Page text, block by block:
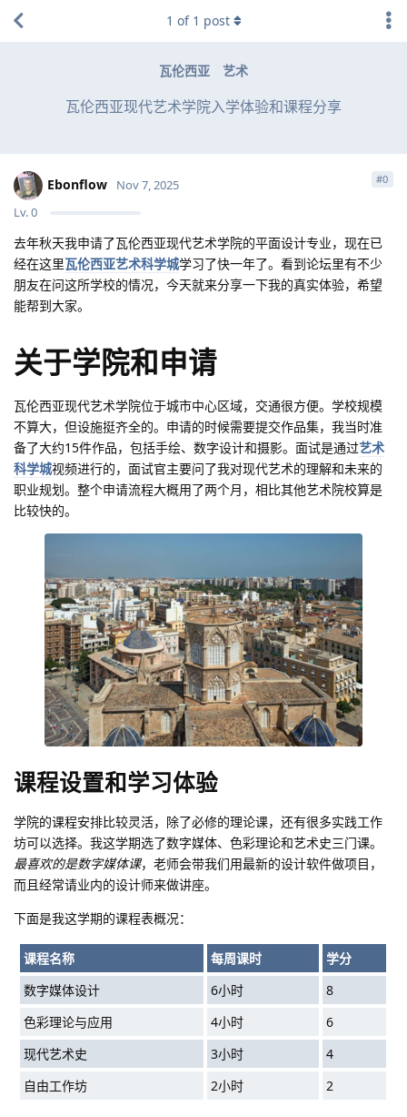
瓦伦西亚 艺术
瓦伦西亚现代艺术学院入学体验和课程分享
1 of 1 post
Ebonflow
Lv.0
Nov 7, 2025 #0
去年秋天我申请了瓦伦西亚现代艺术学院的平面设计专业，现在已
经在这里瓦伦西亚艺术科学城学习了快一年了。看到论坛里有不少
朋友在问这所学校的情况，今天就来分享一下我的真实体验，希望
能帮到大家。
关于学院和申请
瓦伦西亚现代艺术学院位于城市中心区域，交通很方便。学校规模
不算大，但设施挺齐全的。申请的时候需要提交作品集，我当时准
备了大约15件作品，包括手绘、数字设计和摄影。面试是通过艺术
科学城视频进行的，面试官主要问了我对现代艺术的理解和未来的
职业规划。整个申请流程大概用了两个月，相比其他艺术院校算是
比较快的。
课程设置和学习体验
学院的课程安排比较灵活，除了必修的理论课，还有很多实践工作
坊可以选择。我这学期选了数字媒体、色彩理论和艺术史三门课。
最喜欢的是数字媒体课，老师会带我们用最新的设计软件做项目，
而且经常请业内的设计师来做讲座。
下面是我这学期的课程表概况：
课程名称 每周课时
学分
数字媒体设计
6小时
8
色彩理论与应用
4小时
6
现代艺术史
3小时
4
自由工作坊
2小时 2